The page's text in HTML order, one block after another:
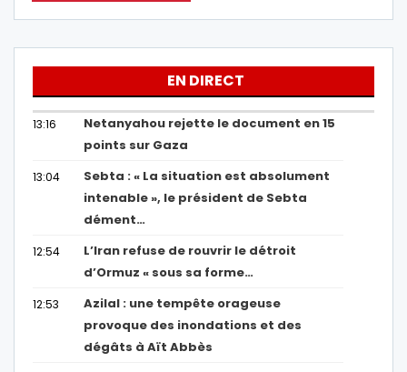
EN DIRECT
13:16
Netanyahou rejette le document en 15
points sur Gaza
13:04
Sebta : « La situation est absolument
intenable », le président de Sebta
dément…
12:54
L’Iran refuse de rouvrir le détroit
d’Ormuz « sous sa forme…
12:53
Azilal : une tempête orageuse
provoque des inondations et des
dégâts à Aït Abbès